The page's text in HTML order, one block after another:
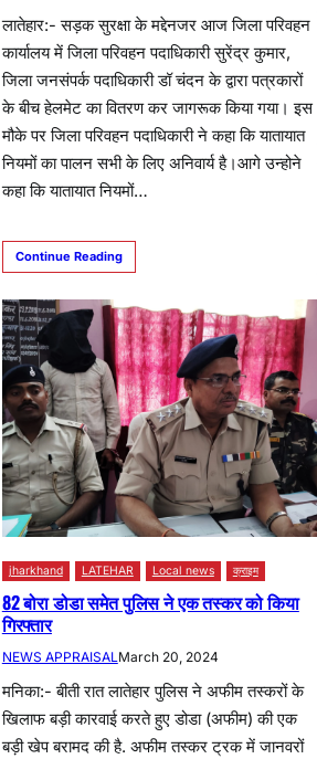
लातेहार:- सड़क सुरक्षा के मद्देनजर आज जिला परिवहन
कार्यालय में जिला परिवहन पदाधिकारी सुरेंद्र कुमार,
जिला जनसंपर्क पदाधिकारी डॉ चंदन के द्वारा पत्रकारों
के बीच हेलमेट का वितरण कर जागरूक किया गया। इस
मौके पर जिला परिवहन पदाधिकारी ने कहा कि यातायात
नियमों का पालन सभी के लिए अनिवार्य है।आगे उन्होने
कहा कि यातायात नियमों…
Continue Reading
jharkhand LATEHAR Local news क्राइम
82 बोरा डोडा समेत पुलिस ने एक तस्कर को किया
गिरफ्तार
NEWS APPRAISALMarch 20, 2024
मनिका:- बीती रात लातेहार पुलिस ने अफीम तस्करों के
खिलाफ बड़ी कारवाई करते हुए डोडा (अफीम) की एक
बड़ी खेप बरामद की है. अफीम तस्कर ट्रक में जानवरों